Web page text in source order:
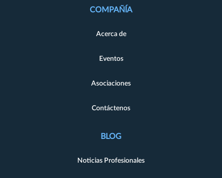
COMPAÑÍA
Acerca de
Eventos
Asociaciones
Contáctenos
BLOG
Noticias Profesionales